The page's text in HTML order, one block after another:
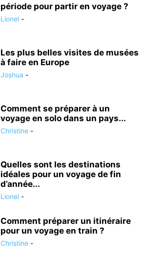
période pour partir en voyage ?
Lionel -
Les plus belles visites de musées
à faire en Europe
Joshua -
Comment se préparer à un
voyage en solo dans un pays...
Christine -
Quelles sont les destinations
idéales pour un voyage de fin
d’année...
Lionel -
Comment préparer un itinéraire
pour un voyage en train ?
Christine -